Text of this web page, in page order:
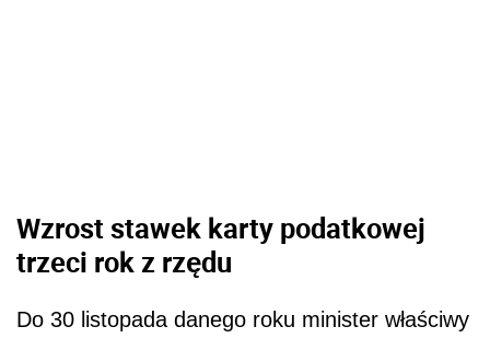
Wzrost stawek karty podatkowej
trzeci rok z rzędu
Do 30 listopada danego roku minister właściwy